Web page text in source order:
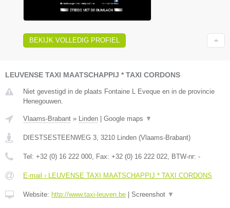
BEKIJK VOLLEDIG PROFIEL
LEUVENSE TAXI MAATSCHAPPIJ * TAXI CORDONS
Niet gevestigd in de plaats Fontaine L Eveque en in de provincie
Henegouwen.
Vlaams-Brabant » Linden | Google maps ▼
DIESTSESTEENWEG 3 3210 Linden (Vlaams-Brabant)
Tel: +32 (0) 16 222 000 , Fax: +32 (0) 16 222 022 , BTW-nr: -
E-mail › LEUVENSE TAXI MAATSCHAPPIJ * TAXI CORDONS
Website: http://www.taxi-leuven.be | Screenshot ▼